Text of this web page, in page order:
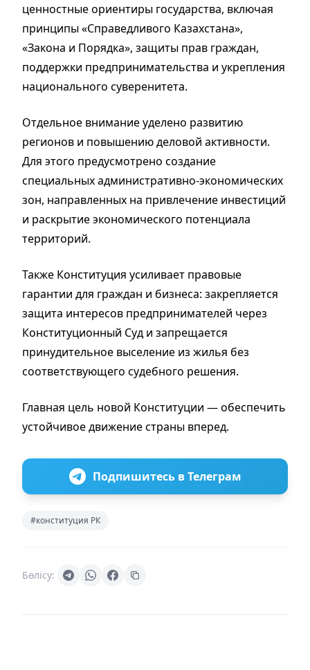
ценностные ориентиры государства, включая
принципы «Справедливого Казахстана»,
«Закона и Порядка», защиты прав граждан,
поддержки предпринимательства и укрепления
национального суверенитета.
Отдельное внимание уделено развитию
регионов и повышению деловой активности.
Для этого предусмотрено создание
специальных административно-экономических
зон, направленных на привлечение инвестиций
и раскрытие экономического потенциала
территорий.
Также Конституция усиливает правовые
гарантии для граждан и бизнеса: закрепляется
защита интересов предпринимателей через
Конституционный Суд и запрещается
принудительное выселение из жилья без
соответствующего судебного решения.
Главная цель новой Конституции — обеспечить
устойчивое движение страны вперед.
Подпишитесь в Телеграм
#конституция РК
Бөлісу: